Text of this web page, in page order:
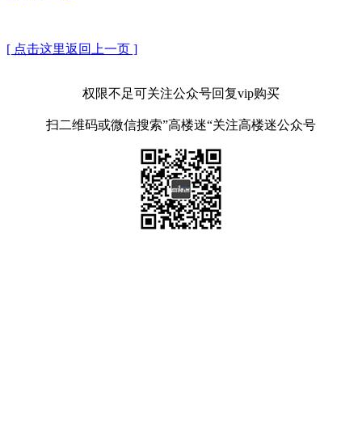
[ 点击这里返回上一页 ]
权限不足可关注公众号回复vip购买
扫二维码或微信搜索”高楼迷“关注高楼迷公众号